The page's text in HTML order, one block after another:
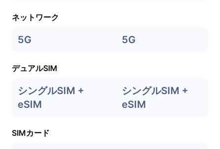
ネットワーク
5G 5G
デュアルSIM
シングルSIM +
eSIM
シングルSIM +
eSIM
SIMカード